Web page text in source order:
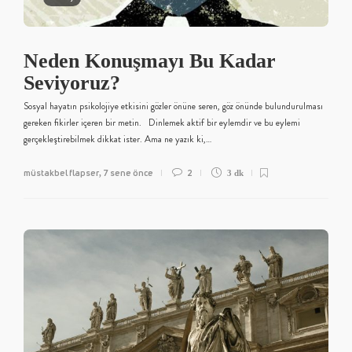
Neden Konuşmayı Bu Kadar
Seviyoruz?
Sosyal hayatın psikolojiye etkisini gözler önüne seren, göz önünde bulundurulması
gereken fikirler içeren bir metin. Dinlemek aktif bir eylemdir ve bu eylemi
gerçekleştirebilmek dikkat ister. Ama ne yazık ki,…
müstakbel flapser, 7 sene önce 2 3 dk